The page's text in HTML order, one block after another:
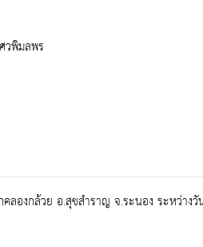
พิมลพร
คลองกล้วย อ.สุขสำราญ จ.ระนอง ระหว่า